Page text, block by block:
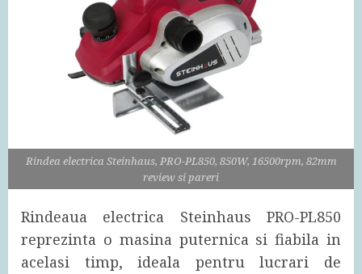
Rindea electrica Steinhaus, PRO-PL850, 850W, 16500rpm, 82mm
review si pareri
Rindeaua electrica Steinhaus PRO-PL850
reprezinta o masina puternica si fiabila in
acelasi timp, ideala pentru lucrari de